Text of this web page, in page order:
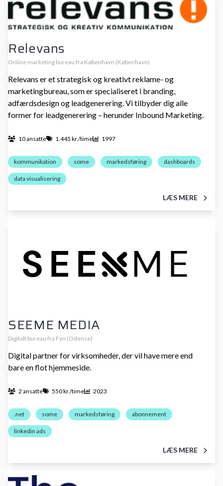
Relevans
Online marketing bureau fra København (København)
Relevans er et strategisk og kreativt reklame- og
marketingbureau, som er specialiseret i branding,
adfærdsdesign og leadgenerering. Vi tilbyder dig alle
former for leadgenerering – herunder Inbound Marketing.
10 ansatte 1.445 kr./time 1997
kommunikation some markedsføring dashboards
data visualisering
LÆS MERE
SEEME MEDIA
Digitalt bureau fra Fyn (Odense)
Digital partner for virksomheder, der vil have mere end
bare en flot hjemmeside.
2 ansatte 550 kr./time 2023
.net some markedsføring abonnement
linkedin ads
LÆS MERE